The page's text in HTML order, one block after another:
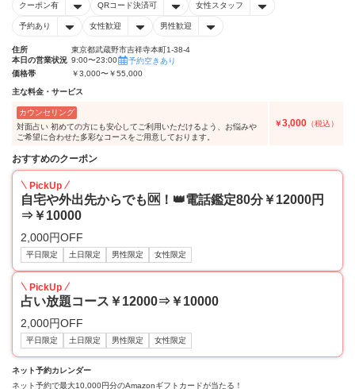
クーポン有 QRコード決済可 女性スタッフ
予約あり 女性歓迎 男性歓迎
住所
東京都武蔵野市吉祥寺本町1-38-4
本日の営業状況 9:00〜23:00
予約空きあり
価格帯
￥3,000〜￥55,000
主な料金・サービス
カウンセリング
対面占い 初めての方にも安心してご利用いただけるよう、お悩みや
ご希望に合わせた多彩なコースをご用意しております。
￥3,000 （税込）
おすすめのクーポン
PickUp
自宅や外出先からでも🆗！👑電話鑑定80分￥12000円
⇒￥10000
2,000円OFF
平日限定 土日限定 男性限定 女性限定
PickUp
占い放題コース￥12000⇒￥10000
2,000円OFF
平日限定 土日限定 男性限定 女性限定
ネット予約カレンダー
ネット予約で最大10,000円分のAmazonギフトカードが当たる！